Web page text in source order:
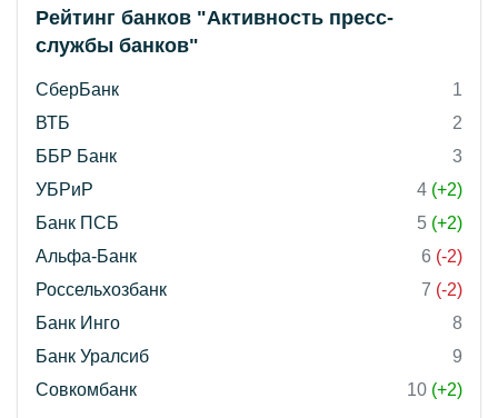
Рейтинг банков "Активность пресс-
службы банков"
СберБанк
1
ВТБ
2
ББР Банк
3
УБРиР
4 (+2)
Банк ПСБ
5 (+2)
Альфа-Банк
6 (-2)
Россельхозбанк
7 (-2)
Банк Инго
8
Банк Уралсиб
9
Совкомбанк
10 (+2)